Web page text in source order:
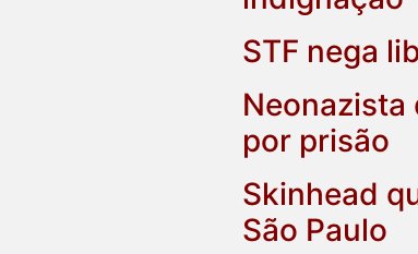
STF nega
por prisão
Skinhead
São Paulo